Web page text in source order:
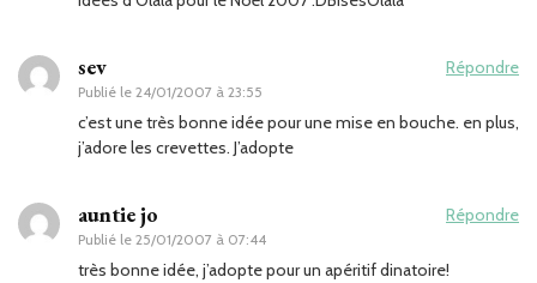
sev
Publié le 24/01/2007 à 23:55
Répondre
c’est une très bonne idée pour une mise en bouche. en plus,
j’adore les crevettes. J’adopte
auntie jo
Publié le 25/01/2007 à 07:44
Répondre
très bonne idée, j’adopte pour un apéritif dinatoire!